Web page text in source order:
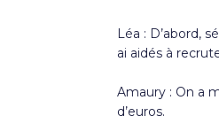
Léa : D’abord,
ai aidés à
Amaury : On a
d’euros.